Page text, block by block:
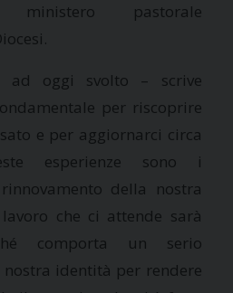
pastorale
ad oggi svolto – scrive
per riscoprire
e per aggiornarci circa
esperienze sono i
della nostra
che ci attende sarà
comporta un serio
identità per rendere